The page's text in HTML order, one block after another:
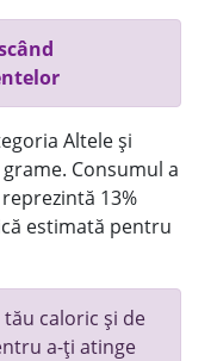
Altele și
Consumul a
13%
estimată pentru
caloric și de
a-ți atinge